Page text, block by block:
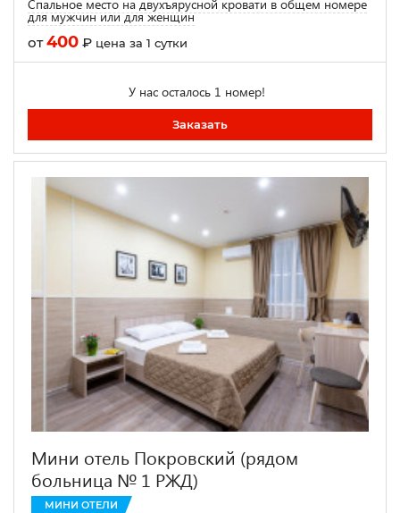
Спальное место на двухъярусной кровати в общем номере
для мужчин или для женщин
от400 ₽ цена за 1 сутки
У нас осталось 1 номер!
Заказать
Мини отель Покровский (рядом
больница № 1 РЖД)
МИНИ ОТЕЛИ